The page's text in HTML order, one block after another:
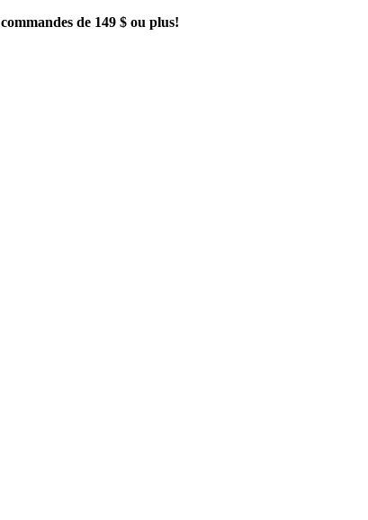
de 149 $ ou plus!